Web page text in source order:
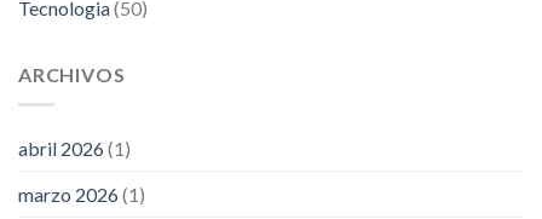
Tecnologia(50)
ARCHIVOS
abril 2026(1)
marzo 2026(1)